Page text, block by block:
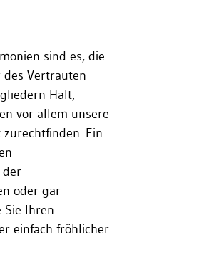
sind es, die
Vertrauten
Halt,
vor allem unsere
Ein
der
oder gar
Sie Ihren
einfach fröhlicher